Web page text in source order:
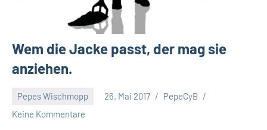
Wem die Jacke passt, der mag sie
anziehen.
Pepes Wischmopp 26. Mai 2017
PepeCyB
Keine Kommentare